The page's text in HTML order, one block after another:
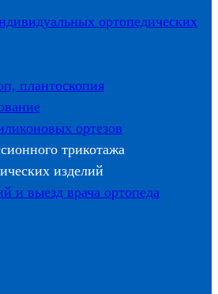
ортопедических
плантоскопия
ортезов
трикотажа
изделий
и выезд врача ортопеда